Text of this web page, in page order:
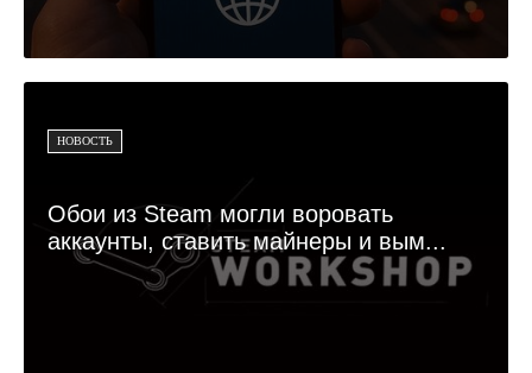
НОВОСТЬ
Обои из Steam могли воровать
аккаунты, ставить майнеры и вым...